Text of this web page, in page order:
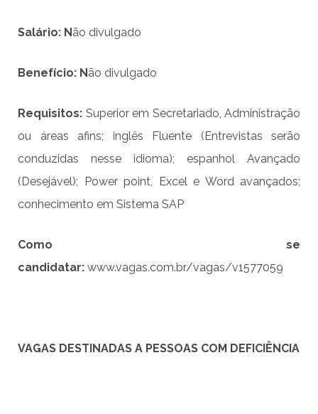
Salário: N ão divulgado
Benefício: N ão divulgado
Requisitos: Superior em Secretariado, Administração
ou áreas afins; inglês Fluente (Entrevistas serão
conduzidas nesse idioma); espanhol Avançado
(Desejável); Power point, Excel e Word avançados;
conhecimento em Sistema SAP
Como se
candidatar: www.vagas.com.br/vagas/v1577059
VAGAS DESTINADAS A PESSOAS COM DEFICIÊNCIA